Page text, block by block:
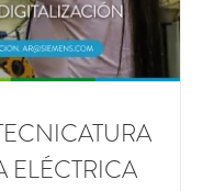
ELÉCTRICA